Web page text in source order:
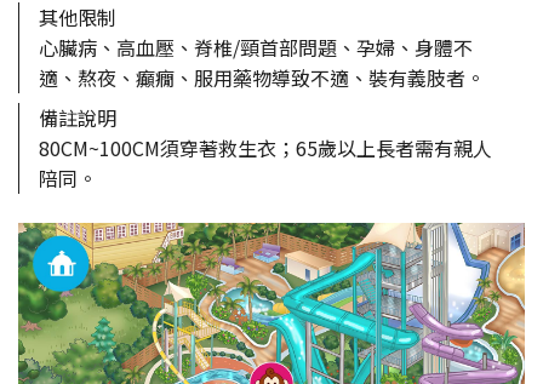
其他限制
心臟病、高血壓、脊椎/頸首部問題、孕婦、身體不
適、熬夜、癲癇、服用藥物導致不適、裝有義肢者。
備註說明
80CM~100CM須穿著救生衣；65歲以上長者需有親人
陪同。